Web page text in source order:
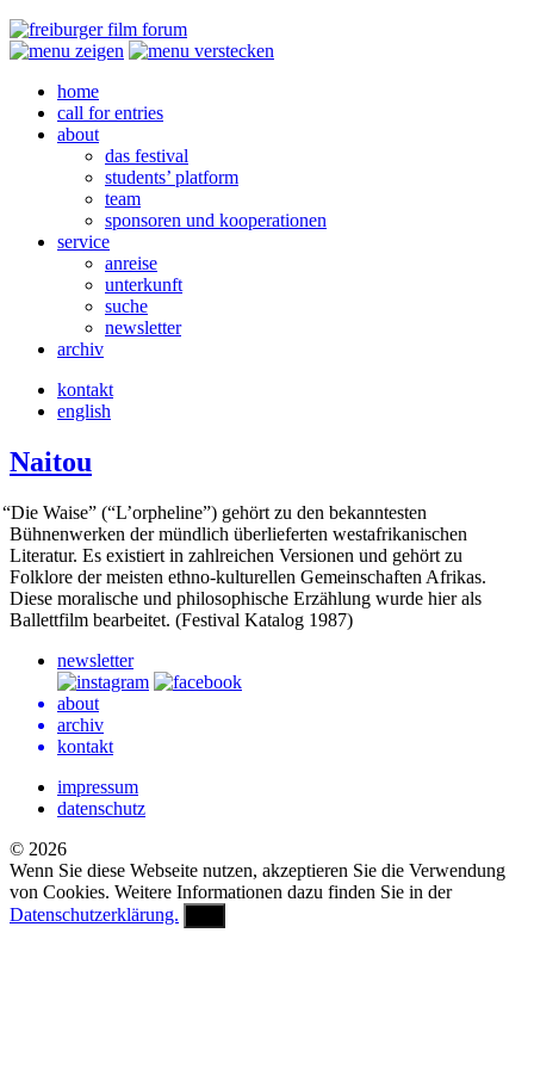
home
call for entries
about
das festival
students’ platform
team
sponsoren und kooperationen
service
anreise
unterkunft
suche
newsletter
archiv
kontakt
english
Naitou
“Die Waise” (“L’orpheline”) gehört zu den bekanntesten
Bühnenwerken der mündlich überlieferten westafrikanischen
Literatur. Es existiert in zahlreichen Versionen und gehört zu
Folklore der meisten ethno-kulturellen Gemeinschaften Afrikas.
Diese moralische und philosophische Erzählung wurde hier als
Ballettfilm bearbeitet. (Festival Katalog 1987)
newsletter
about
archiv
kontakt
impressum
datenschutz
© 2026
Wenn Sie diese Webseite nutzen, akzeptieren Sie die Verwendung
von Cookies. Weitere Informationen dazu finden Sie in der
Datenschutzerklärung.